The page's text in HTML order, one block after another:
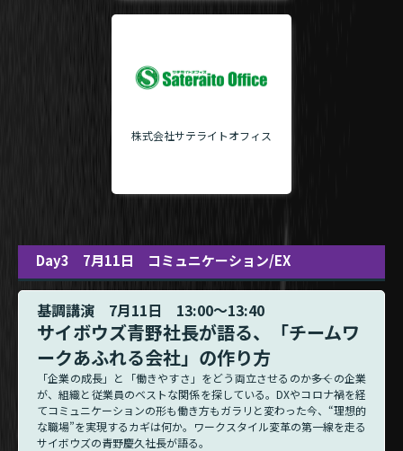
株式会社サテライトオフィス
Day3 7月11日 コミュニケーション/EX
基調講演 7月11日 13:00～13:40
サイボウズ青野社長が語る、「チームワ
ークあふれる会社」の作り方
「企業の成長」と「働きやすさ」をどう両立させるのか――多くの企業
が、組織と従業員のベストな関係を探している。DXやコロナ禍を経
てコミュニケーションの形も働き方もガラリと変わった今、“理想的
な職場”を実現するカギは何か。ワークスタイル変革の第一線を走る
サイボウズの青野慶久社長が語る。